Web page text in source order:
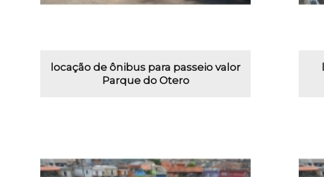
locação de ônibus para passeio valor
Parque do Otero